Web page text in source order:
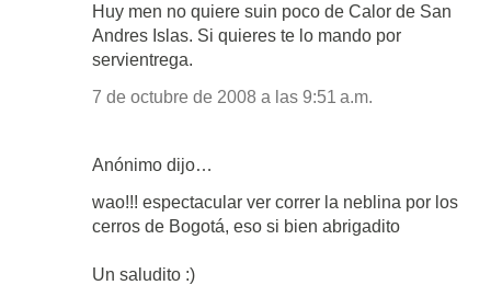
Huy men no quiere suin poco de Calor de San
Andres Islas. Si quieres te lo mando por
servientrega.
7 de octubre de 2008 a las 9:51 a.m.
Anónimo dijo…
wao!!! espectacular ver correr la neblina por los
cerros de Bogotá, eso si bien abrigadito
Un saludito :)